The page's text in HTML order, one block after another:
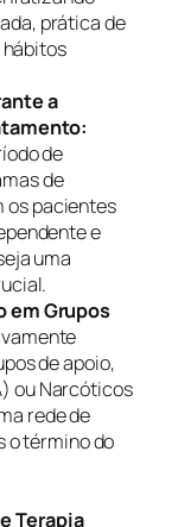
prática de
a
de
de
os pacientes
e
uma
em Grupos
de apoio,
ou Narcóticos
rede de
o término do
Terapia